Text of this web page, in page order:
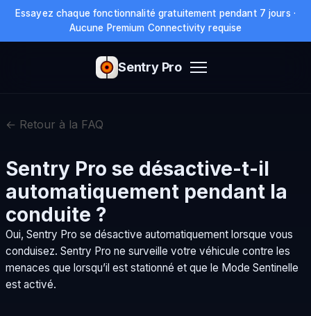
Essayez chaque fonctionnalité gratuitement pendant 7 jours ·
Aucune Premium Connectivity requise
Sentry Pro
← Retour à la FAQ
Sentry Pro se désactive-t-il
automatiquement pendant la
conduite ?
Oui, Sentry Pro se désactive automatiquement lorsque vous
conduisez. Sentry Pro ne surveille votre véhicule contre les
menaces que lorsqu’il est stationné et que le Mode Sentinelle
est activé.